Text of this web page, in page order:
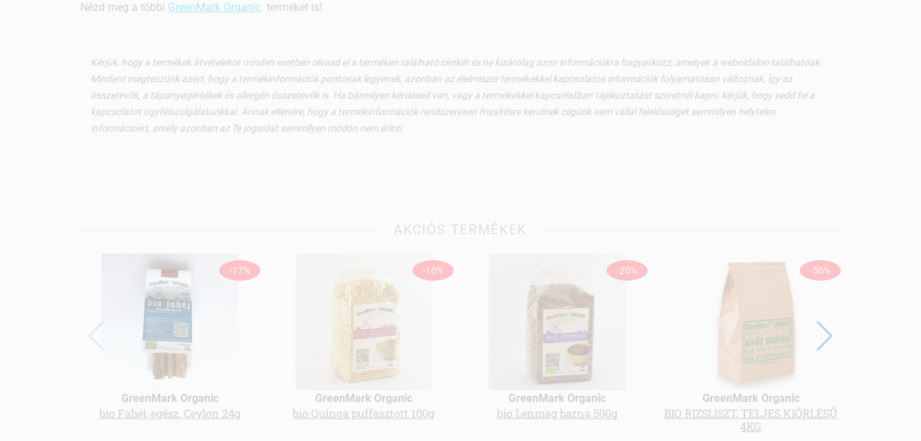
Nézd meg a többi GreenMark Organic terméket is!
Kérjük, hogy a termékek átvételekor minden esetben olvasd el a terméken található címkét és ne kizárólag azon információkra hagyatkozz, amelyek a weboldalon találhatóak.
Mindent megteszünk azért, hogy a termékinformációk pontosak legyenek, azonban az élelmiszer termékekkel kapcsolatos információk folyamatosan változnak, így az
összetevők, a tápanyagértékek és allergén összetevők is. Ha bármilyen kérdésed van, vagy a termékekkel kapcsolatban tájékoztatást szeretnél kapni, kérjük, hogy vedd fel a
kapcsolatot ügyfélszolgálatunkkal. Annak ellenére, hogy a termékinformációk rendszeresen frissítésre kerülnek cégünk nem vállal felelősséget semmilyen helytelen
információért, amely azonban az Te jogaidat semmilyen módon nem érinti.
AKCIÓS TERMÉKEK
-17%
GreenMark Organic
bio Fahéj, egész, Ceylon 24g
-10%
GreenMark Organic
bio Quinoa puffasztott 100g
-20%
GreenMark Organic
bio Lenmag barna 500g
-50%
GreenMark Organic
BIO RIZSLISZT, TELJES KIŐRLÉSŰ
4KG